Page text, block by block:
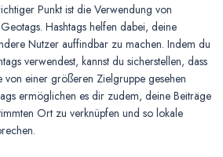
Punkt ist die Verwendung von
Hashtags helfen dabei, deine
Nutzer auffindbar zu machen. Indem du
verwendest, kannst du sicherstellen, dass
von einer größeren Zielgruppe gesehen
ermöglichen es dir zudem, deine Beiträge
Ort zu verknüpfen und so lokale